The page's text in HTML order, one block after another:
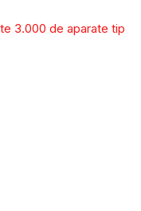
3.000 de aparate tip